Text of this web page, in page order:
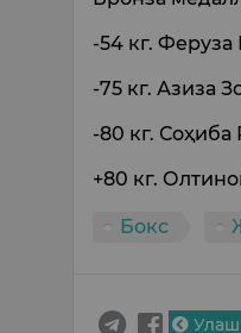
-54 кг. Феруза
-75 кг. Азиза
-80 кг. Соҳиба
+80 кг.
Бокс